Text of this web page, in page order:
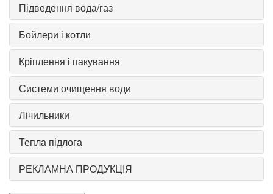
Підведення вода/газ
Бойлери і котли
Кріплення і пакування
Системи очищення води
Лічильники
Тепла підлога
РЕКЛАМНА ПРОДУКЦІЯ